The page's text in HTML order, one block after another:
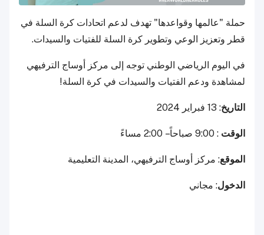
حملة "عالمها وقواعدها" تهدف لدعم اتحادات كرة السلة في
قطر وتعزيز الوعي وتطوير كرة السلة للفتيات والسيدات.
في اليوم الرياضي الوطني توجه إلى مركز أوساج الترفيهي
لمشاهدة ودعم الفتيات والسيدات في كرة السلة!
التاريخ: 13 فبراير 2024
الوقت : 9:00 صباحاً – 2:00 مساءً
الموقع: مركز أوساج الترفيهي، المدينة التعليمية
الدخول: مجاني